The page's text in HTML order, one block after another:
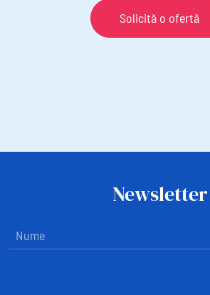
Solicită o ofertă
Newsletter